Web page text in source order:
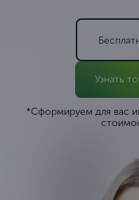
Узнать
*Сформируем для вас